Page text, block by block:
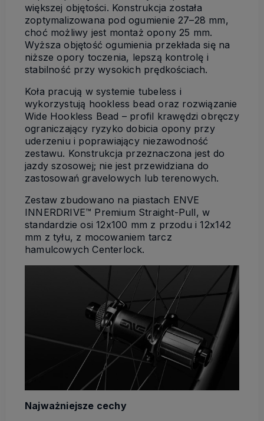
większej objętości. Konstrukcja została
zoptymalizowana pod ogumienie 27–28 mm,
choć możliwy jest montaż opony 25 mm.
Wyższa objętość ogumienia przekłada się na
niższe opory toczenia, lepszą kontrolę i
stabilność przy wysokich prędkościach.
Koła pracują w systemie tubeless i
wykorzystują hookless bead oraz rozwiązanie
Wide Hookless Bead – profil krawędzi obręczy
ograniczający ryzyko dobicia opony przy
uderzeniu i poprawiający niezawodność
zestawu. Konstrukcja przeznaczona jest do
jazdy szosowej; nie jest przewidziana do
zastosowań gravelowych lub terenowych.
Zestaw zbudowano na piastach ENVE
INNERDRIVE™ Premium Straight-Pull, w
standardzie osi 12x100 mm z przodu i 12x142
mm z tyłu, z mocowaniem tarcz
hamulcowych Centerlock.
Najważniejsze cechy